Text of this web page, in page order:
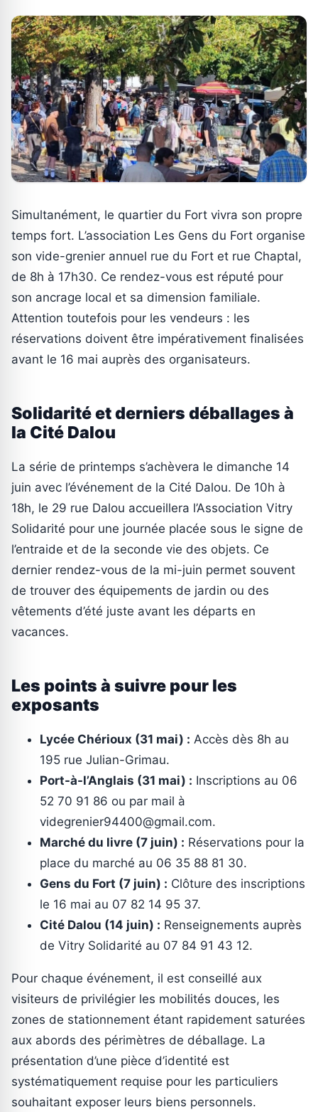
Simultanément, le quartier du Fort vivra son propre
temps fort. L’association Les Gens du Fort organise
son vide-grenier annuel rue du Fort et rue Chaptal,
de 8h à 17h30. Ce rendez-vous est réputé pour
son ancrage local et sa dimension familiale.
Attention toutefois pour les vendeurs : les
réservations doivent être impérativement finalisées
avant le 16 mai auprès des organisateurs.
Solidarité et derniers déballages à
la Cité Dalou
La série de printemps s’achèvera le dimanche 14
juin avec l’événement de la Cité Dalou. De 10h à
18h, le 29 rue Dalou accueillera l’Association Vitry
Solidarité pour une journée placée sous le signe de
l’entraide et de la seconde vie des objets. Ce
dernier rendez-vous de la mi-juin permet souvent
de trouver des équipements de jardin ou des
vêtements d’été juste avant les départs en
vacances.
Les points à suivre pour les
exposants
Lycée Chérioux (31 mai) : Accès dès 8h au
195 rue Julian-Grimau.
Port-à-l’Anglais (31 mai) : Inscriptions au 06
52 70 91 86 ou par mail à
videgrenier94400@gmail.com.
Marché du livre (7 juin) : Réservations pour la
place du marché au 06 35 88 81 30.
Gens du Fort (7 juin) : Clôture des inscriptions
le 16 mai au 07 82 14 95 37.
Cité Dalou (14 juin) : Renseignements auprès
de Vitry Solidarité au 07 84 91 43 12.
Pour chaque événement, il est conseillé aux
visiteurs de privilégier les mobilités douces, les
zones de stationnement étant rapidement saturées
aux abords des périmètres de déballage. La
présentation d’une pièce d’identité est
systématiquement requise pour les particuliers
souhaitant exposer leurs biens personnels.